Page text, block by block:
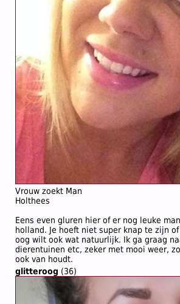
Vrouw zoekt Man
Holthees
Eens even gluren hier of er nog leuke
holland. Je hoeft niet super knap te zijn
oog wilt ook wat natuurlijk. Ik ga graag
dierentuinen etc, zeker met mooi weer,
ook van houdt.
glitteroog (36)